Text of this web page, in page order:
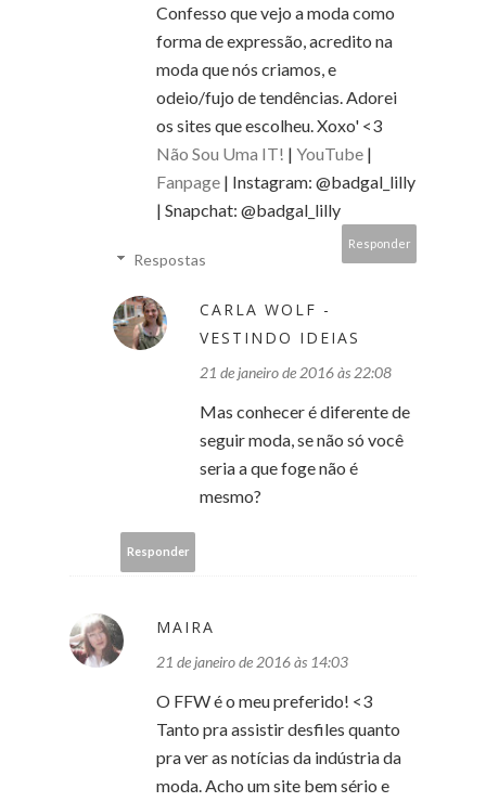
Confesso que vejo a moda como
forma de expressão, acredito na
moda que nós criamos, e
odeio/fujo de tendências. Adorei
os sites que escolheu. Xoxo' <3
Não Sou Uma IT! | YouTube |
Fanpage | Instagram: @badgal_lilly
| Snapchat: @badgal_lilly
Responder
Respostas
CARLA WOLF -
VESTINDO IDEIAS
21 de janeiro de 2016 às 22:08
Mas conhecer é diferente de
seguir moda, se não só você
seria a que foge não é
mesmo?
Responder
MAIRA
21 de janeiro de 2016 às 14:03
O FFW é o meu preferido! <3
Tanto pra assistir desfiles quanto
pra ver as notícias da indústria da
moda. Acho um site bem sério e